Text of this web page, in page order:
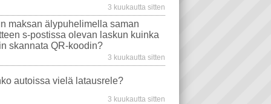
3 kuukautta sitten
maksan älypuhelimella saman
s-postissa olevan laskun kuinka
skannata QR-koodin?
3 kuukautta sitten
autoissa vielä latausrele?
3 kuukautta sitten